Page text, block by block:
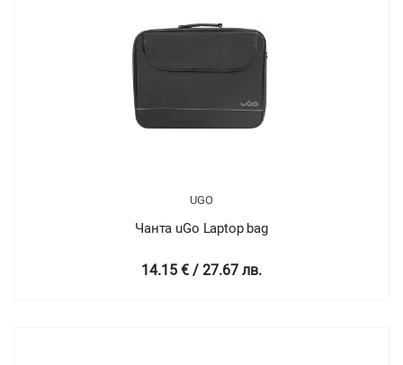
UGO
Чанта uGo Laptop bag
14.15 € / 27.67 лв.